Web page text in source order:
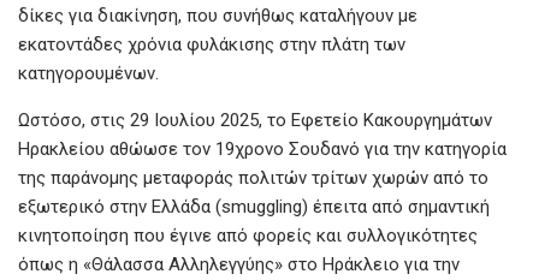
δίκες για διακίνηση, που συνήθως καταλήγουν με
εκατοντάδες χρόνια φυλάκισης στην πλάτη των
κατηγορουμένων.
Ωστόσο, στις 29 Ιουλίου 2025, το Εφετείο Κακουργημάτων
Ηρακλείου αθώωσε τον 19χρονο Σουδανό για την κατηγορία
της παράνομης μεταφοράς πολιτών τρίτων χωρών από το
εξωτερικό στην Ελλάδα (smuggling) έπειτα από σημαντική
κινητοποίηση που έγινε από φορείς και συλλογικότητες
όπως η «Θάλασσα Αλληλεγγύης» στο Ηράκλειο για την